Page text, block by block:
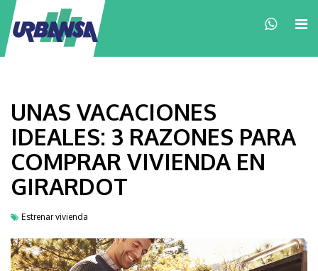
UNAS VACACIONES
IDEALES: 3 RAZONES PARA
COMPRAR VIVIENDA EN
GIRARDOT
Estrenar vivienda